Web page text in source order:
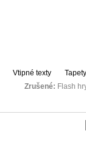
Vtipné texty
Zrušené: Flash